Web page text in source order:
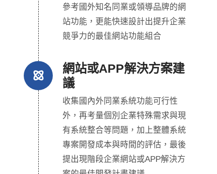
參考國外知名同業或領導品牌的網
站功能，更能快速設計出提升企業
競爭力的最佳網站功能組合
網站或APP解決方案建
議
收集國內外同業系統功能可行性
外，再考量個別企業特殊需求與現
有系統整合等問題，加上整體系統
專案開發成本與時間的評估，最後
提出現階段企業網站或APP解決方